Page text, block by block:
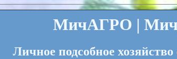
МичАГРО |
Личное подсобное